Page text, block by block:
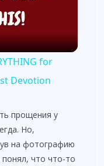
for
Devotion
прощения у
Но,
на фотографию
что что-то